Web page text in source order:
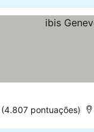
(4.807 pontuações)